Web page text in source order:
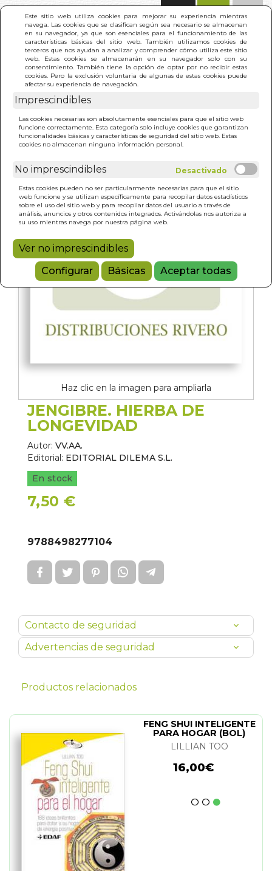
Este sitio web utiliza cookies para mejorar su experiencia mientras
navega. Las cookies que se clasifican según sea necesario se almacenan
en su navegador, ya que son esenciales para el funcionamiento de las
características básicas del sitio web. También utilizamos cookies de
terceros que nos ayudan a analizar y comprender cómo utiliza este sitio
web. Estas cookies se almacenarán en su navegador solo con su
consentimiento. También tiene la opción de optar por no recibir estas
cookies. Pero la exclusión voluntaria de algunas de estas cookies puede
afectar su experiencia de navegación.
Imprescindibles
Las cookies necesarias son absolutamente esenciales para que el sitio web
funcione correctamente. Esta categoría solo incluye cookies que garantizan
funcionalidades básicas y características de seguridad del sitio web. Estas
cookies no almacenan ninguna información personal.
No imprescindibles
Estas cookies pueden no ser particularmente necesarias para que el sitio
web funcione y se utilizan específicamente para recopilar datos estadísticos
sobre el uso del sitio web y para recopilar datos del usuario a través de
análisis, anuncios y otros contenidos integrados. Activándolas nos autoriza a
su uso mientras navega por nuestra página web.
Ver no imprescindibles
Configurar
Básicas Aceptar todas
INICIO >
Haz clic en la imagen para ampliarla
JENGIBRE. HIERBA DE
LONGEVIDAD
Autor: VV.AA.
Editorial: EDITORIAL DILEMA S.L.
En stock
7,50 €
9788498277104
Contacto de seguridad
Advertencias de seguridad
Productos relacionados
FENG SHUI INTELIGENTE
PARA HOGAR (BOL)
LILLIAN TOO
16,00€